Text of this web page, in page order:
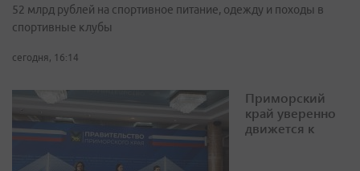
52 млрд рублей на спортивное питание, одежду и походы в
спортивные клубы
сегодня, 16:14
Приморский
край уверенно
движется к